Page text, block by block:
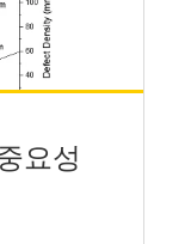
요성